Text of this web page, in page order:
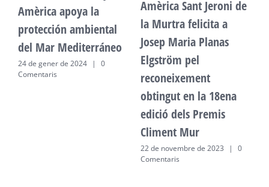
Amèrica apoya la
protección ambiental
del Mar Mediterráneo
24 de gener de 2024 |
0
Comentaris
Amèrica Sant Jeroni de
la Murtra felicita a
Josep Maria Planas
Elgström pel
reconeixement
obtingut en la 18ena
edició dels Premis
Climent Mur
22 de novembre de 2023 |
0
Comentaris